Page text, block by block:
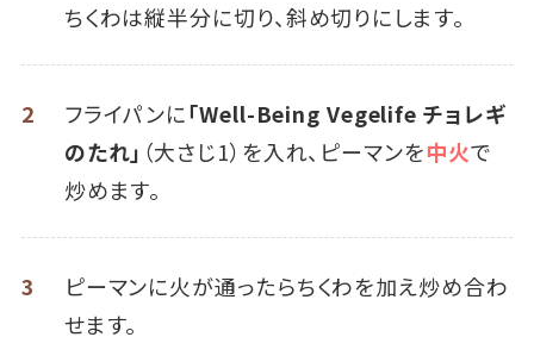
ちくわは縦半分に切り、斜め切りにします。
2 フライパンに「Well-Being Vegelife チョレギ
のたれ」 （大さじ1）を入れ、ピーマンを中火で
炒めます。
3
ピーマンに火が通ったらちくわを加え炒め合わ
せます。